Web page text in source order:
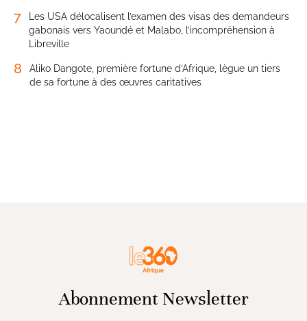
7
Les USA délocalisent l’examen des visas des demandeurs
gabonais vers Yaoundé et Malabo, l’incompréhension à
Libreville
8
Aliko Dangote, première fortune d’Afrique, lègue un tiers
de sa fortune à des œuvres caritatives
Abonnement Newsletter